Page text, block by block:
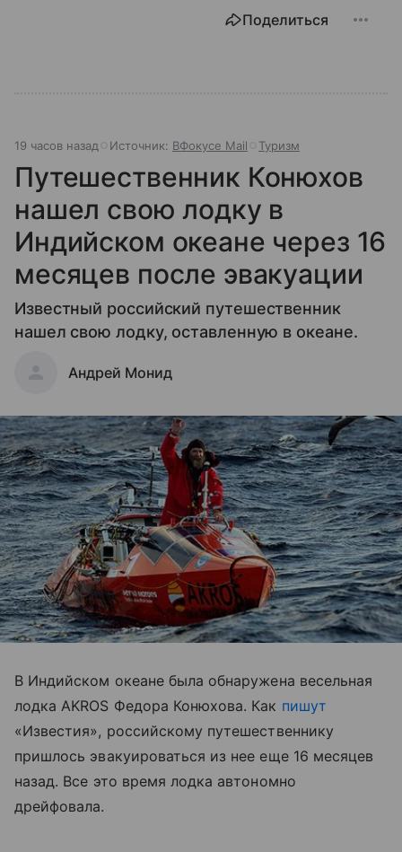
Поделиться
19 часов назад Источник: ВФокусе Mail Туризм
Путешественник Конюхов
нашел свою лодку в
Индийском океане через 16
месяцев после эвакуации
Известный российский путешественник
нашел свою лодку, оставленную в океане.
Андрей Монид
В Индийском океане была обнаружена весельная
лодка AKROS Федора Конюхова. Как пишут
«Известия», российскому путешественнику
пришлось эвакуироваться из нее еще 16 месяцев
назад. Все это время лодка автономно
дрейфовала.